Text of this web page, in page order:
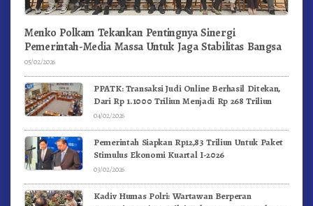
Menko Polkam Tekankan Pentingnya Sinergi
Pemerintah-Media Massa Untuk Jaga Stabilitas Bangsa
05/02/2026
PPATK: Transaksi Judi Online Berhasil Ditekan,
Dari Rp 1.1000 Triliun Menjadi Rp 268 Triliun
04/02/2026
Pemerintah Siapkan Rp12,83 Triliun Untuk Paket
Stimulus Ekonomi Kuartal I-2026
03/02/2026
Kadiv Humas Polri: Wartawan Berperan